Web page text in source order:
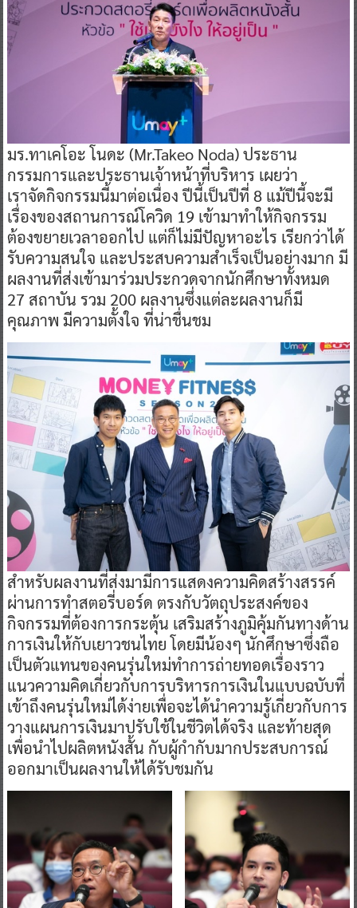
​มร.ทาเคโอะ โนดะ (Mr.Takeo Noda) ประธาน
กรรมการและประธานเจ้าหน้าที่บริหาร เผยว่า
​เราจัดกิจกรรมนี้มาต่อเนื่อง ปีนี้เป็นปีที่ 8 แม้ปีนี้จะมี
เรื่องของสถานการณ์โควิด 19 เข้ามาทำให้กิจกรรม
ต้องขยายเวลาออกไป แต่ก็ไม่มีปัญหาอะไร เรียกว่าได้
รับความสนใจ และประสบความสำเร็จเป็นอย่างมาก มี
ผลงานที่ส่งเข้ามาร่วมประกวดจากนักศึกษาทั้งหมด
27 สถาบัน รวม 200 ผลงานซึ่งแต่ละผลงานก็มี
คุณภาพ มีความตั้งใจ ที่น่าชื่นชม
​สำหรับผลงานที่ส่งมามีการแสดงความคิดสร้างสรรค์
ผ่านการทำสตอรี่บอร์ด ตรงกับวัตถุประสงค์ของ
กิจกรรมที่ต้องการกระตุ้น เสริมสร้างภูมิคุ้มกันทางด้าน
การเงินให้กับเยาวชนไทย โดยมีน้องๆ นักศึกษาซึ่งถือ
เป็นตัวแทนของคนรุ่นใหม่ทำการถ่ายทอดเรื่องราว
แนวความคิดเกี่ยวกับการบริหารการเงินในแบบฉบับที่
เข้าถึงคนรุ่นใหม่ได้ง่ายเพื่อจะได้นำความรู้เกี่ยวกับการ
วางแผนการเงินมาปรับใช้ในชีวิตได้จริง และท้ายสุด
เพื่อนำไปผลิตหนังสั้น กับผู้กำกับมากประสบการณ์
ออกมาเป็นผลงานให้ได้รับชมกัน